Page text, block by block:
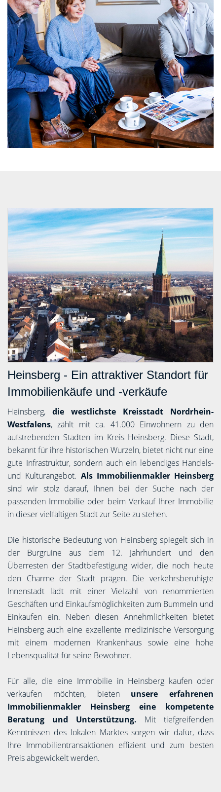
Heinsberg - Ein attraktiver Standort für
Immobilienkäufe und -verkäufe
Heinsberg, die westlichste Kreisstadt Nordrhein-
Westfalens, zählt mit ca. 41.000 Einwohnern zu den
aufstrebenden Städten im Kreis Heinsberg. Diese Stadt,
bekannt für ihre historischen Wurzeln, bietet nicht nur eine
gute Infrastruktur, sondern auch ein lebendiges Handels-
und Kulturangebot. Als Immobilienmakler Heinsberg
sind wir stolz darauf, Ihnen bei der Suche nach der
passenden Immobilie oder beim Verkauf Ihrer Immobilie
in dieser vielfältigen Stadt zur Seite zu stehen.
Die historische Bedeutung von Heinsberg spiegelt sich in
der Burgruine aus dem 12. Jahrhundert und den
Überresten der Stadtbefestigung wider, die noch heute
den Charme der Stadt prägen. Die verkehrsberuhigte
Innenstadt lädt mit einer Vielzahl von renommierten
Geschäften und Einkaufsmöglichkeiten zum Bummeln und
Einkaufen ein. Neben diesen Annehmlichkeiten bietet
Heinsberg auch eine exzellente medizinische Versorgung
mit einem modernen Krankenhaus sowie eine hohe
Lebensqualität für seine Bewohner.
Für alle, die eine Immobilie in Heinsberg kaufen oder
verkaufen möchten, bieten unsere erfahrenen
Immobilienmakler Heinsberg eine kompetente
Beratung und Unterstützung. Mit tiefgreifenden
Kenntnissen des lokalen Marktes sorgen wir dafür, dass
Ihre Immobilientransaktionen effizient und zum besten
Preis abgewickelt werden.